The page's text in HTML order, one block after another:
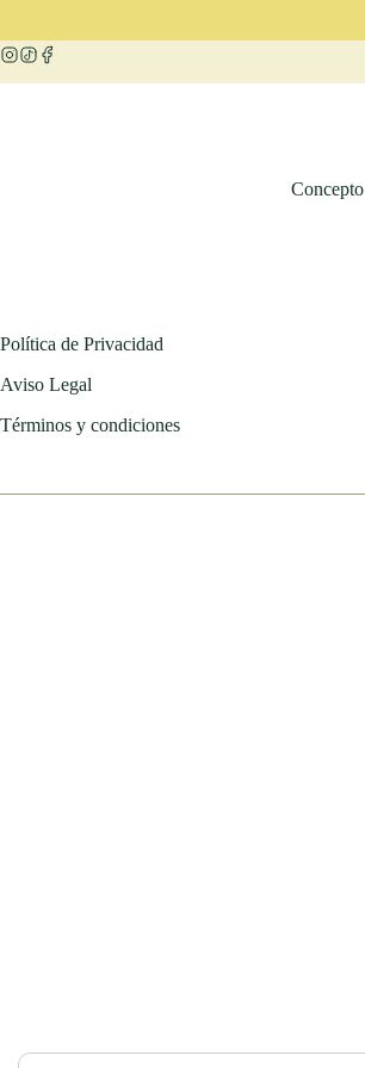
Concepto
Política de Privacidad
Aviso Legal
Términos y condiciones